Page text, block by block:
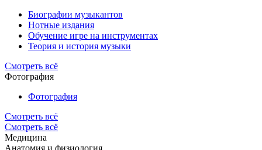
Биографии музыкантов
Нотные издания
Обучение игре на инструментах
Теория и история музыки
Смотреть всё
Фотография
Фотография
Смотреть всё
Смотреть всё
Медицина
Анатомия и физиология